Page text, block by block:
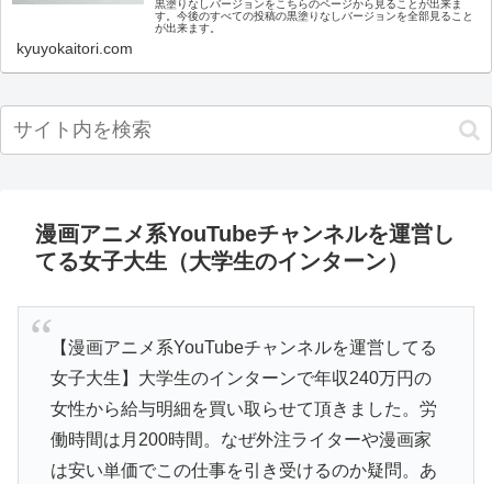
黒塗りなしバージョンをこちらのページから見ることが出来ま
す。今後のすべての投稿の黒塗りなしバージョンを全部見ること
が出来ます。
kyuyokaitori.com
漫画アニメ系YouTubeチャンネルを運営し
てる女子大生（大学生のインターン）
【漫画アニメ系YouTubeチャンネルを運営してる
女子大生】大学生のインターンで年収240万円の
女性から給与明細を買い取らせて頂きました。労
働時間は月200時間。なぜ外注ライターや漫画家
は安い単価でこの仕事を引き受けるのか疑問。あ